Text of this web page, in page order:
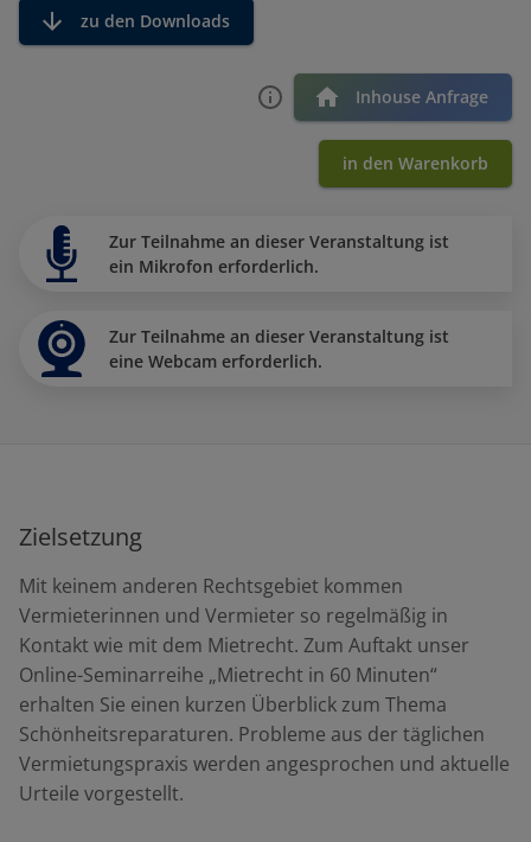
zu den Downloads
Inhouse Anfrage
in den Warenkorb
Zur Teilnahme an dieser Veranstaltung ist
ein Mikrofon erforderlich.
Zur Teilnahme an dieser Veranstaltung ist
eine Webcam erforderlich.
Zielsetzung
Mit keinem anderen Rechtsgebiet kommen
Vermieterinnen und Vermieter so regelmäßig in
Kontakt wie mit dem Mietrecht. Zum Auftakt unser
Online-Seminarreihe „Mietrecht in 60 Minuten“
erhalten Sie einen kurzen Überblick zum Thema
Schönheitsreparaturen. Probleme aus der täglichen
Vermietungspraxis werden angesprochen und aktuelle
Urteile vorgestellt.